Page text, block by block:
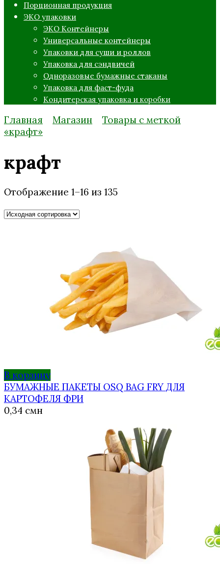
Порционная продукция
ЭКО упаковки
ЭКО Контейнеры
Универсальные контейнеры
Упаковки для суши и роллов
Упаковка для сэндвичей
Одноразовые бумажные стаканы
Упаковка для фаст-фуда
Кондитерская упаковка и коробки
Главная Магазин
Товары с меткой
«крафт»
крафт
Отображение 1–16 из 135
В корзину
БУМАЖНЫЕ ПАКЕТЫ OSQ BAG FRY ДЛЯ
КАРТОФЕЛЯ ФРИ
0,34 смн